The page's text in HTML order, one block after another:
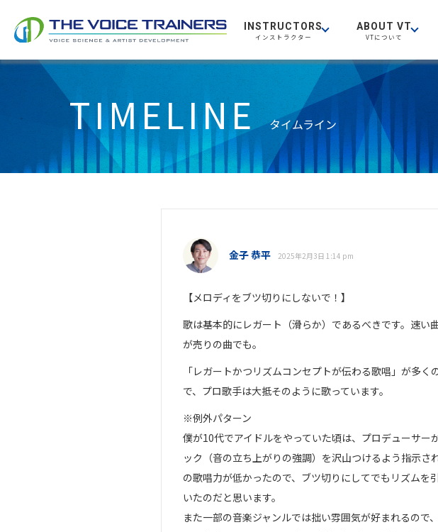
INSTRUCTORS
インストラクター
ABOUT VT
VTについて
TIMELINE タイムライン
金子 恭平 2025年2月3日 1:14 pm
【メロディをブツ切りにしないで！】
歌は基本的にレガート（滑らか）であるべきです。速い
が売りの曲でも。
「レガートかつリズムコンセプトが伝わる歌唱」が多く
で、プロ歌手は大抵そのように歌っています。
※例外パターン
僕が10代でアイドルをやっていた頃は、プロデューサー
ック（音の立ち上がりの強調）を沢山つけるよう指示さ
の歌唱力が低かったので、ブツ切りにしてでもリズムを
いたのだと思います。
また一部の音楽ジャンルでは拙い雰囲気が好まれるので